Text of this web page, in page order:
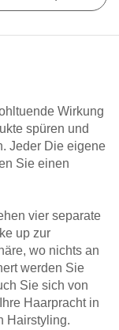
Wirkung
spüren und
Jeder Die eigene
Sie einen
vier separate
up zur
wo nichts an
werden Sie
Sie sich von
Haarpracht in
Hairstyling.